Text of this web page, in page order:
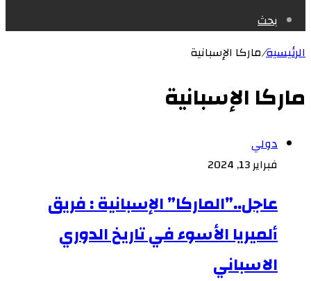
بحث
الرئيسية/ماركا الإسبانية
ماركا الإسبانية
دولي
فبراير 13, 2024
عاجل..”الماركا” الإسبانية : فريق
ألميريا الأسوء في تاريخ الدوري
الاسباني